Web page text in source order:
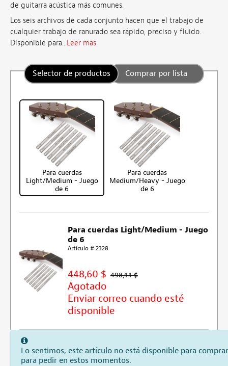
de guitarra acústica más comunes.
Los seis archivos de cada conjunto hacen que el trabajo de
cualquier trabajo de ranurado sea rápido, preciso y fluido.
Disponible para...Leer más
Selector de productos Comprar por lista
Para cuerdas
Light/Medium - Juego
de 6
Para cuerdas
Medium/Heavy - Juego
de 6
Para cuerdas Light/Medium - Juego
de 6
Artículo # 2328
448,60 $ 498,44 $
Agotado
Enviar correo cuando esté
disponible
Lo sentimos, este artículo no está disponible para
para pedir en estos momentos.